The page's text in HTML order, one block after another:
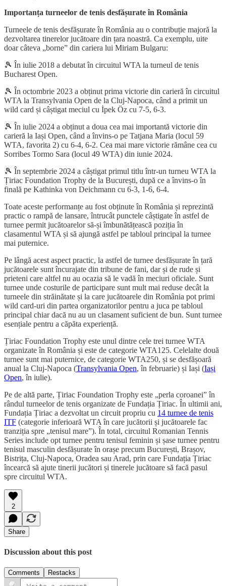
Importanța turneelor de tenis desfășurate în România
Turneele de tenis desfășurate în România au o contribuție majoră la
dezvoltarea tinerelor jucătoare din țara noastră. Ca exemplu, uite
doar câteva „borne” din cariera lui Miriam Bulgaru:
🎾 În iulie 2018 a debutat în circuitul WTA la turneul de tenis
Bucharest Open.
🎾 În octombrie 2023 a obținut prima victorie din carieră în circuitul
WTA la Transylvania Open de la Cluj-Napoca, când a primit un
wild card și câștigat meciul cu İpek Öz cu 7-5, 6-3.
🎾 În iulie 2024 a obținut a doua cea mai importantă victorie din
carieră la Iași Open, când a învins-o pe Tatjana Maria (locul 59
WTA, favorita 2) cu 6-4, 6-2. Cea mai mare victorie rămâne cea cu
Sorribes Tormo Sara (locul 49 WTA) din iunie 2024.
🎾 În septembrie 2024 a câștigat primul titlu într-un turneu WTA la
Țiriac Foundation Trophy de la București, după ce a învins-o în
finală pe Kathinka von Deichmann cu 6-3, 1-6, 6-4.
Toate aceste performanțe au fost obținute în România și reprezintă
practic o rampă de lansare, întrucât punctele câștigate în astfel de
turnee permit jucătoarelor să-și îmbunătățească poziția în
clasamentul WTA și să ajungă astfel pe tabloul principal la turnee
mai puternice.
Pe lângă acest aspect practic, la astfel de turnee desfășurate în țară
jucătoarele sunt încurajate din tribune de fani, dar și de rude și
prieteni care altfel nu au ocazia să le vadă în meciuri oficiale. Sunt
turnee unde costurile de participare sunt mult mai reduse decât la
turneele din străinătate și la care jucătoarele din România pot primi
wild card-uri din partea organizatorilor pentru a juca pe tabloul
principal chiar dacă nu au un clasament suficient de bun. Sunt turnee
esențiale pentru a căpăta experiență.
Țiriac Foundation Trophy este unul dintre cele trei turnee WTA
organizate în România și este de categorie WTA125. Celelalte două
turnee sunt mai puternice, de categorie WTA250, și se desfășoară
anual la Cluj-Napoca (Transylvania Open, în februarie) și Iași (Iași
Open, în iulie).
Pe de altă parte, Țiriac Foundation Trophy este „perla coroanei” în
rândul turneelor de tenis organizate de Fundația Țiriac. În ultimii ani,
Fundația Țiriac a dezvoltat un circuit propriu cu 14 turnee de tenis
ITF (categorie inferioară WTA în care jucătorii și jucătoarele fac
tranziția spre „tenisul mare”). În total, circuitul Romanian Tennis
Series include opt turnee pentru tenisul feminin și șase turnee pentru
tenisul masculin desfășurate în orașe precum București, Brașov,
Bistrița, Cluj-Napoca, Oradea sau Arad, prin care Fundația Țiriac
încearcă să ajute tinerii jucători și tinerele jucătoare să facă pasul
spre circuitul WTA.
2
Share
Discussion about this post
Comments Restacks